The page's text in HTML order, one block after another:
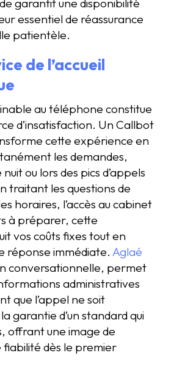
essentiel de réassurance
patientèle.
de l’accueil
au téléphone constitue
d’insatisfaction. Un Callbot
cette expérience en
les demandes,
ou lors des pics d’appels
traitant les questions de
horaires, l’accès au cabinet
à préparer, cette
vos coûts fixes tout en
réponse immédiate. Aglaé
conversationnelle, permet
administratives
que l’appel ne soit
garantie d’un standard qui
offrant une image de
dès le premier